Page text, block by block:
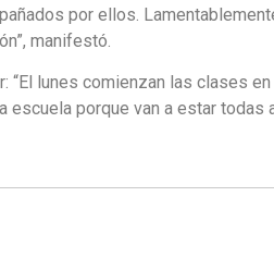
por ellos.
manifestó.
“El lunes comienzan las clases
escuela porque van a estar todas